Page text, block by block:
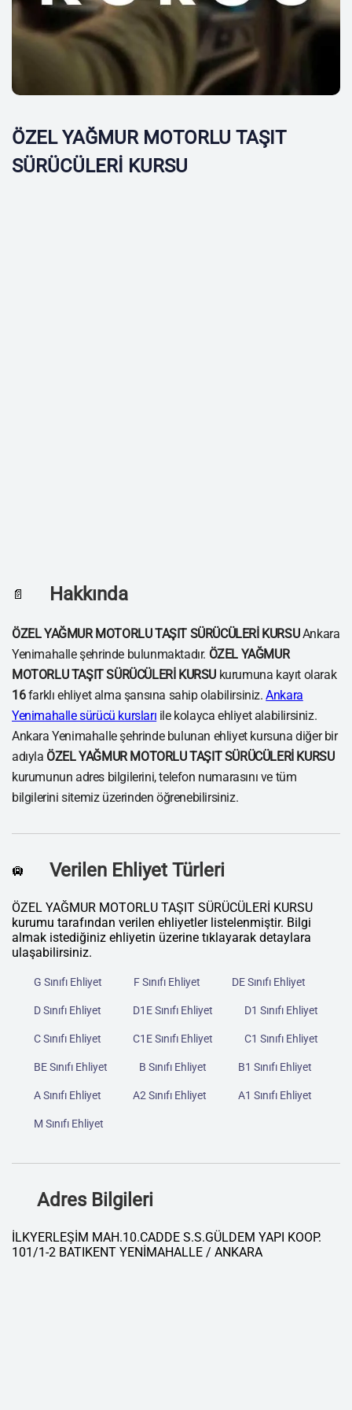
ÖZEL YAĞMUR MOTORLU TAŞIT
SÜRÜCÜLERİ KURSU
📄 Hakkında
ÖZEL YAĞMUR MOTORLU TAŞIT SÜRÜCÜLERİ KURSUAnkara
Yenimahalle şehrinde bulunmaktadır. ÖZEL YAĞMUR
MOTORLU TAŞIT SÜRÜCÜLERİ KURSU kurumuna kayıt olarak
16farklı ehliyet alma şansına sahip olabilirsiniz.Ankara
Yenimahalle sürücü kursları ile kolayca ehliyet alabilirsiniz.
Ankara Yenimahalle şehrinde bulunan ehliyet kursuna diğer bir
adıyla ÖZEL YAĞMUR MOTORLU TAŞIT SÜRÜCÜLERİ KURSU
kurumunun adres bilgilerini, telefon numarasını ve tüm
bilgilerini sitemiz üzerinden öğrenebilirsiniz.
🛄 Verilen Ehliyet Türleri
ÖZEL YAĞMUR MOTORLU TAŞIT SÜRÜCÜLERİ KURSU
kurumu tarafından verilen ehliyetler listelenmiştir. Bilgi
almak istediğiniz ehliyetin üzerine tıklayarak detaylara
ulaşabilirsiniz.
G Sınıfı Ehliyet F Sınıfı Ehliyet DE Sınıfı Ehliyet
D Sınıfı Ehliyet D1E Sınıfı Ehliyet D1 Sınıfı Ehliyet
C Sınıfı Ehliyet C1E Sınıfı Ehliyet C1 Sınıfı Ehliyet
BE Sınıfı Ehliyet B Sınıfı Ehliyet B1 Sınıfı Ehliyet
A Sınıfı Ehliyet A2 Sınıfı Ehliyet A1 Sınıfı Ehliyet
M Sınıfı Ehliyet
Adres Bilgileri
İLKYERLEŞİM MAH.10.CADDE S.S.GÜLDEM YAPI KOOP.
101/1-2 BATIKENT YENİMAHALLE / ANKARA